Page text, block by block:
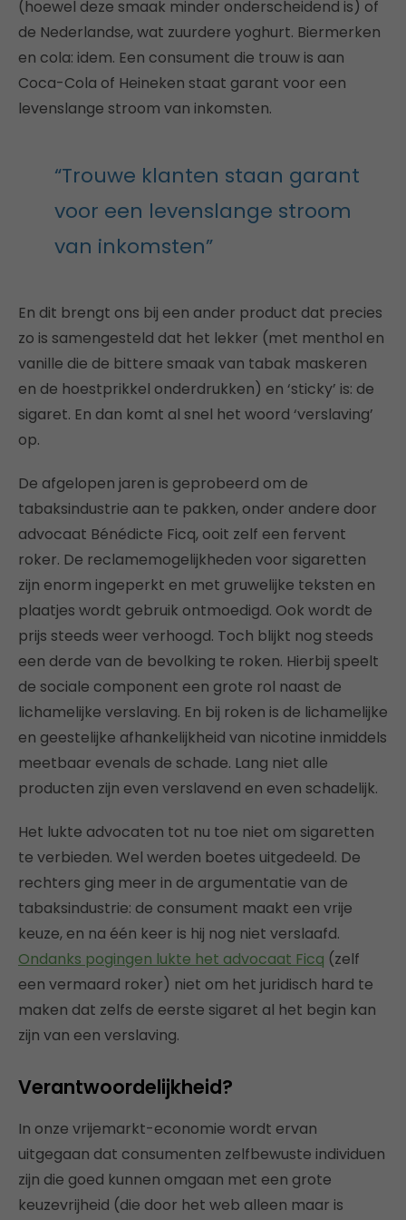
(hoewel deze smaak minder onderscheidend is) of
de Nederlandse, wat zuurdere yoghurt. Biermerken
en cola: idem. Een consument die trouw is aan
Coca-Cola of Heineken staat garant voor een
levenslange stroom van inkomsten.
“Trouwe klanten staan garant
voor een levenslange stroom
van inkomsten”
En dit brengt ons bij een ander product dat precies
zo is samengesteld dat het lekker (met menthol en
vanille die de bittere smaak van tabak maskeren
en de hoestprikkel onderdrukken) en ‘sticky’ is: de
sigaret. En dan komt al snel het woord ‘verslaving’
op.
De afgelopen jaren is geprobeerd om de
tabaksindustrie aan te pakken, onder andere door
advocaat Bénédicte Ficq, ooit zelf een fervent
roker. De reclamemogelijkheden voor sigaretten
zijn enorm ingeperkt en met gruwelijke teksten en
plaatjes wordt gebruik ontmoedigd. Ook wordt de
prijs steeds weer verhoogd. Toch blijkt nog steeds
een derde van de bevolking te roken. Hierbij speelt
de sociale component een grote rol naast de
lichamelijke verslaving. En bij roken is de lichamelijke
en geestelijke afhankelijkheid van nicotine inmiddels
meetbaar evenals de schade. Lang niet alle
producten zijn even verslavend en even schadelijk.
Het lukte advocaten tot nu toe niet om sigaretten
te verbieden. Wel werden boetes uitgedeeld. De
rechters ging meer in de argumentatie van de
tabaksindustrie: de consument maakt een vrije
keuze, en na één keer is hij nog niet verslaafd.
Ondanks pogingen lukte het advocaat Ficq (zelf
een vermaard roker) niet om het juridisch hard te
maken dat zelfs de eerste sigaret al het begin kan
zijn van een verslaving.
Verantwoordelijkheid?
In onze vrijemarkt-economie wordt ervan
uitgegaan dat consumenten zelfbewuste individuen
zijn die goed kunnen omgaan met een grote
keuzevrijheid (die door het web alleen maar is